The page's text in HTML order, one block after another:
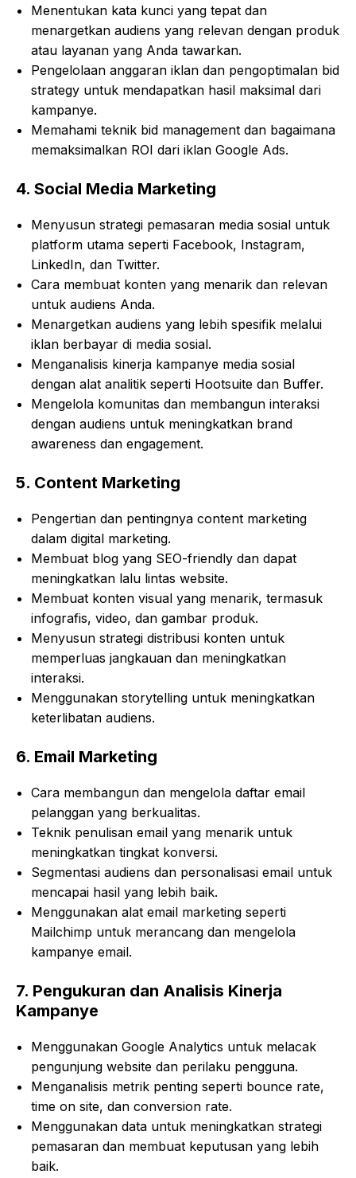
Menentukan kata kunci yang tepat dan
menargetkan audiens yang relevan dengan produk
atau layanan yang Anda tawarkan.
Pengelolaan anggaran iklan dan pengoptimalan bid
strategy untuk mendapatkan hasil maksimal dari
kampanye.
Memahami teknik bid management dan bagaimana
memaksimalkan ROI dari iklan Google Ads.
4. Social Media Marketing
Menyusun strategi pemasaran media sosial untuk
platform utama seperti Facebook, Instagram,
LinkedIn, dan Twitter.
Cara membuat konten yang menarik dan relevan
untuk audiens Anda.
Menargetkan audiens yang lebih spesifik melalui
iklan berbayar di media sosial.
Menganalisis kinerja kampanye media sosial
dengan alat analitik seperti Hootsuite dan Buffer.
Mengelola komunitas dan membangun interaksi
dengan audiens untuk meningkatkan brand
awareness dan engagement.
5. Content Marketing
Pengertian dan pentingnya content marketing
dalam digital marketing.
Membuat blog yang SEO-friendly dan dapat
meningkatkan lalu lintas website.
Membuat konten visual yang menarik, termasuk
infografis, video, dan gambar produk.
Menyusun strategi distribusi konten untuk
memperluas jangkauan dan meningkatkan
interaksi.
Menggunakan storytelling untuk meningkatkan
keterlibatan audiens.
6. Email Marketing
Cara membangun dan mengelola daftar email
pelanggan yang berkualitas.
Teknik penulisan email yang menarik untuk
meningkatkan tingkat konversi.
Segmentasi audiens dan personalisasi email untuk
mencapai hasil yang lebih baik.
Menggunakan alat email marketing seperti
Mailchimp untuk merancang dan mengelola
kampanye email.
7. Pengukuran dan Analisis Kinerja
Kampanye
Menggunakan Google Analytics untuk melacak
pengunjung website dan perilaku pengguna.
Menganalisis metrik penting seperti bounce rate,
time on site, dan conversion rate.
Menggunakan data untuk meningkatkan strategi
pemasaran dan membuat keputusan yang lebih
baik.